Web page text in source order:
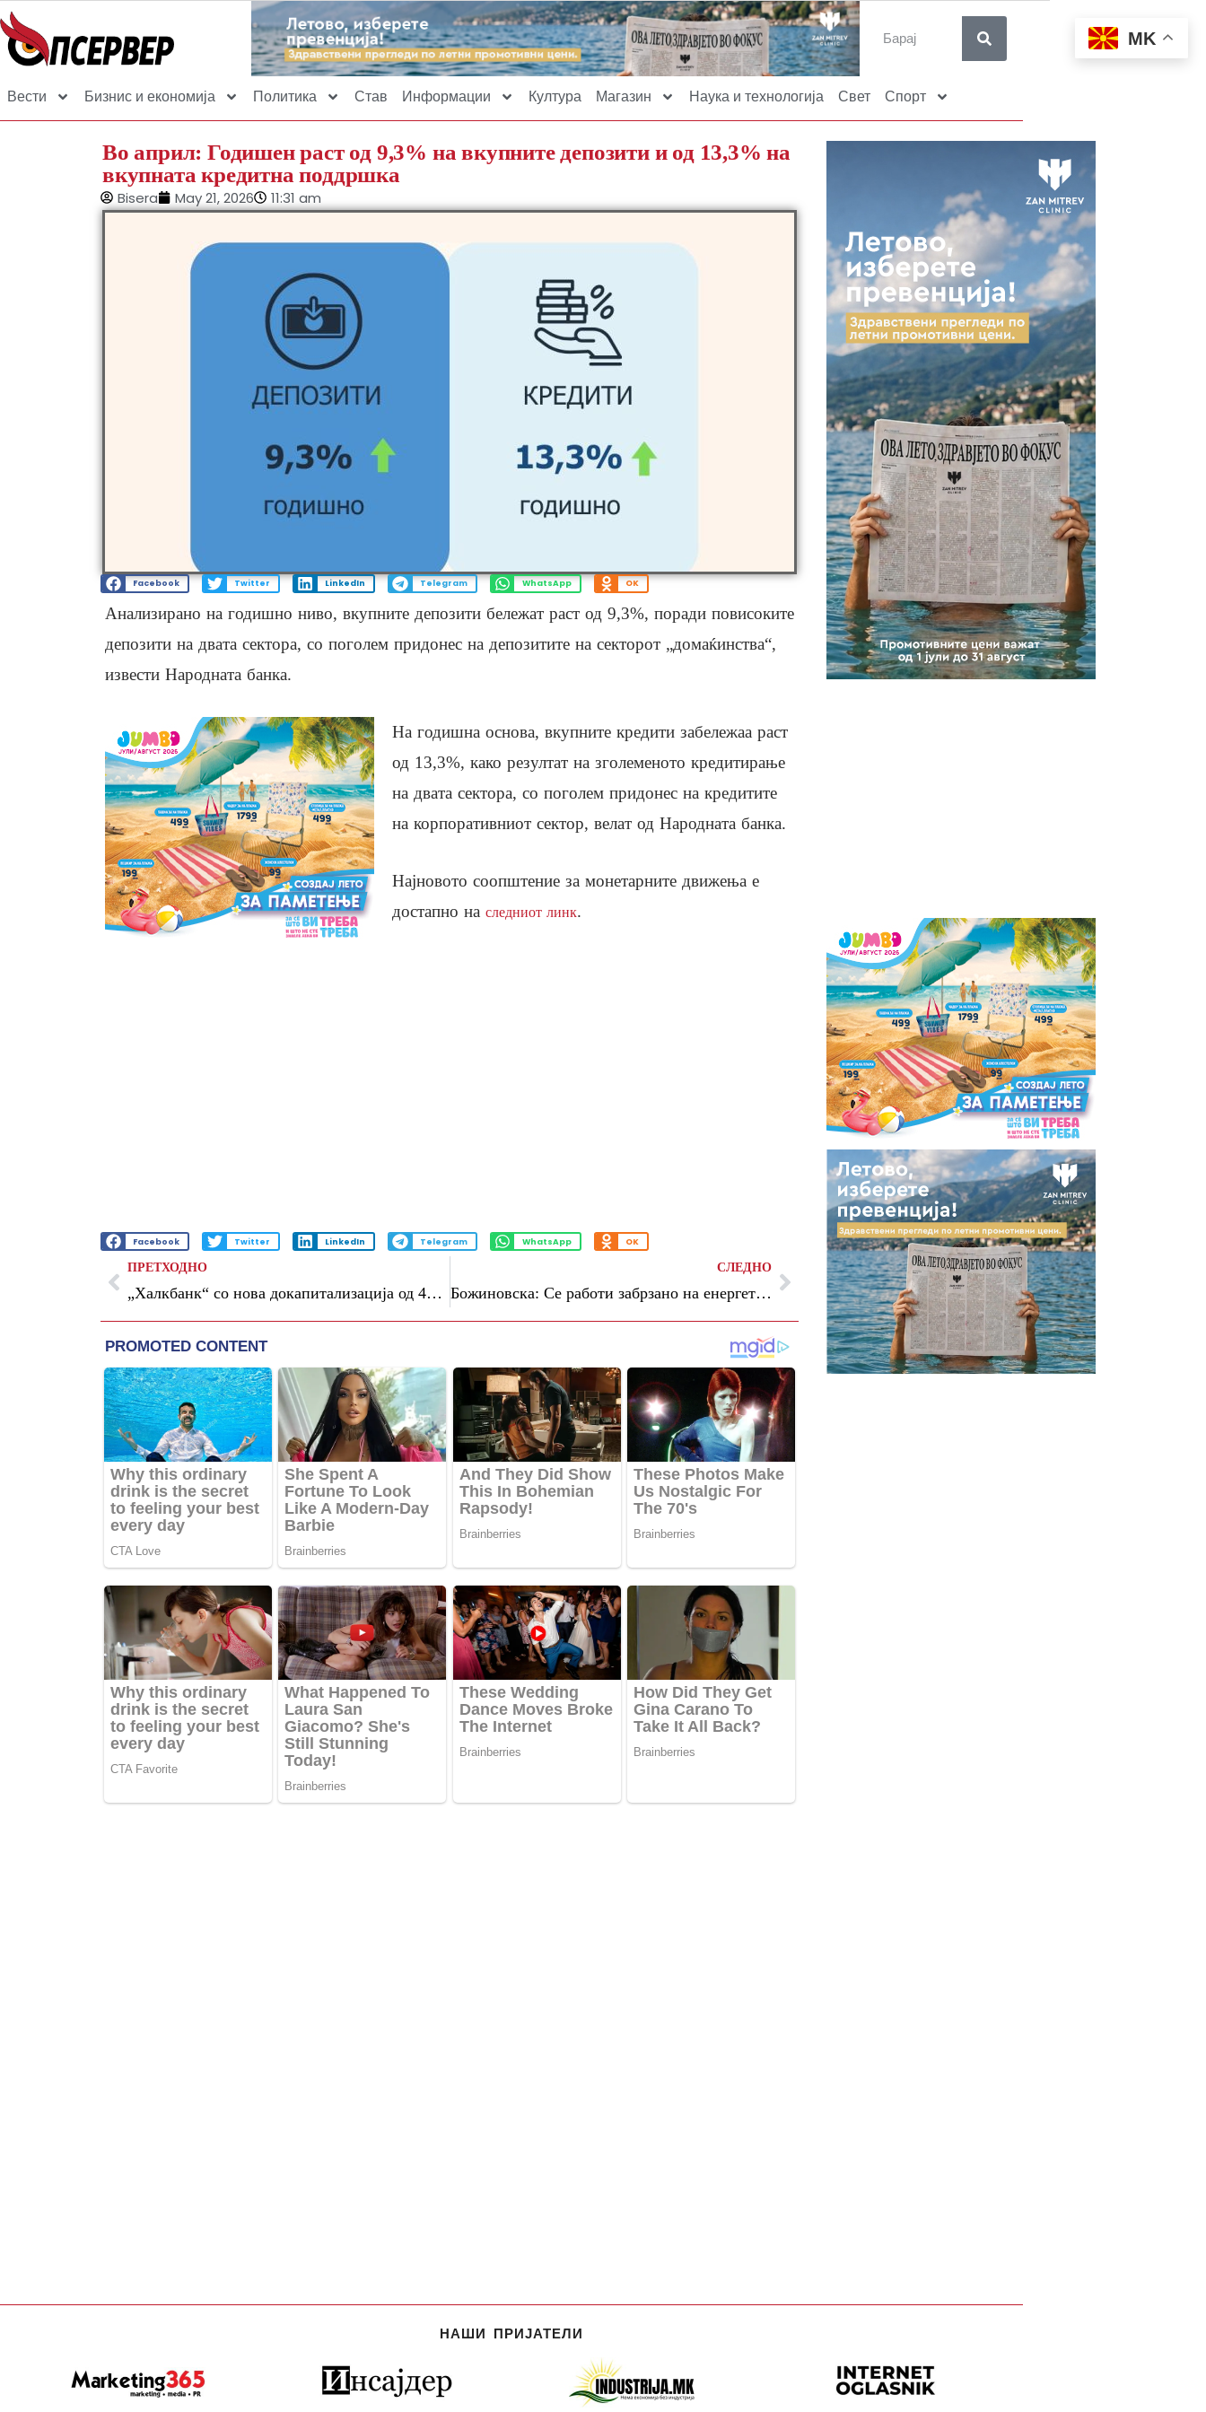
Вести Бизнис и економија Политика Став Информации Култура Магазин Наука и технологија Свет Спорт
Во април: Годишен раст од 9,3% на вкупните депозити и од 13,3% на
вкупната кредитна поддршка
Bisera May 21, 2026 11:31 am
Facebook Twitter LinkedIn Telegram WhatsApp OK
Анализирано на годишно ниво, вкупните депозити бележат раст од 9,3%, поради повисоките
депозити на двата сектора, со поголем придонес на депозитите на секторот „домаќинства“,
извести Народната банка.
На годишна основа, вкупните кредити забележаа раст
од 13,3%, како резултат на зголеменото кредитирање
на двата сектора, со поголем придонес на кредитите
на корпоративниот сектор, велат од Народната банка.
Најновото соопштение за монетарните движења е
достапно на следниот линк.
Facebook Twitter LinkedIn Telegram WhatsApp OK
ПРЕТХОДНО
„Халкбанк“ со нова докапитализација од 40 милиони евра, силен сигнал за раст и стабилност
СЛЕДНО
Божиновска: Се работи забрзано на енергетско поврзување со регионот, клучен приоритет-енергетската стабилност
НАШИ ПРИЈАТЕЛИ
MK